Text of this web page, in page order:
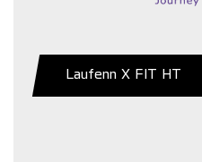
Laufenn X FIT HT